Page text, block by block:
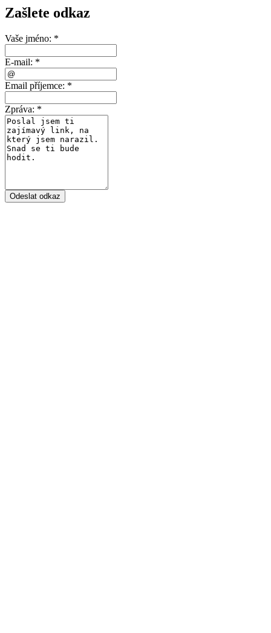
Zašlete odkaz
Vaše jméno: *
E-mail: *
Email příjemce: *
Zpráva: *